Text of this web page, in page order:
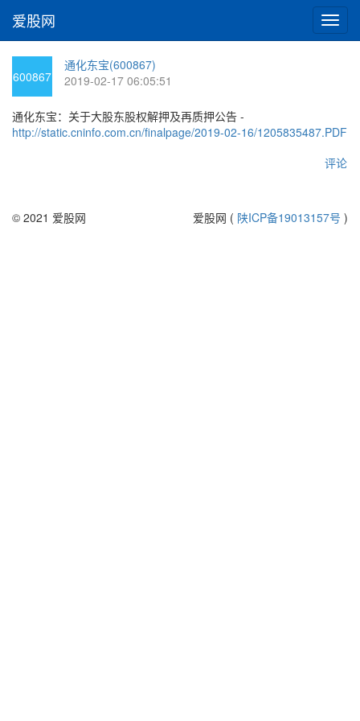
切
换
爱股网
600867
通化东宝(600867)
2019-02-17 06:05:51
通化东宝：关于大股东股权解押及再质押公告 -
http://static.cninfo.com.cn/finalpage/2019-02-16/1205835487.PDF
评论
© 2021 爱股网 爱股网 ( 陕ICP备19013157号 )